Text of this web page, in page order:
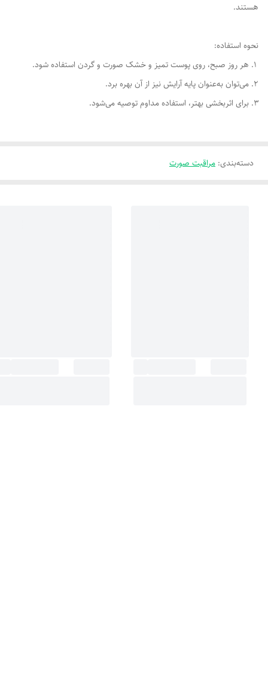
هستند.
نحوه استفاده:
هر روز صبح، روی پوست تمیز و خشک صورت و گردن استفاده شود.
می‌توان به‌عنوان پایه آرایش نیز از آن بهره برد.
برای اثربخشی بهتر، استفاده مداوم توصیه می‌شود.
دسته‌بندی: مراقبت صورت